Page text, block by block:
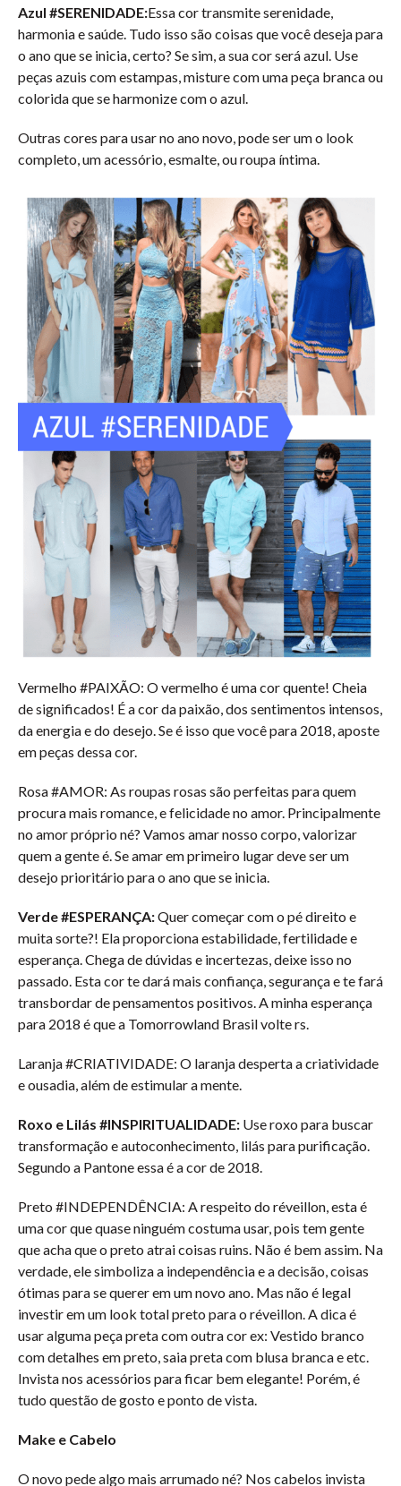
Azul #SERENIDADE:Essa cor transmite serenidade,
harmonia e saúde. Tudo isso são coisas que você deseja para
o ano que se inicia, certo? Se sim, a sua cor será azul. Use
peças azuis com estampas, misture com uma peça branca ou
colorida que se harmonize com o azul.
Outras cores para usar no ano novo, pode ser um o look
completo, um acessório, esmalte, ou roupa íntima.
Vermelho #PAIXÃO: O vermelho é uma cor quente! Cheia
de significados! É a cor da paixão, dos sentimentos intensos,
da energia e do desejo. Se é isso que você para 2018, aposte
em peças dessa cor.
Rosa #AMOR: As roupas rosas são perfeitas para quem
procura mais romance, e felicidade no amor. Principalmente
no amor próprio né? Vamos amar nosso corpo, valorizar
quem a gente é. Se amar em primeiro lugar deve ser um
desejo prioritário para o ano que se inicia.
Verde #ESPERANÇA:Quer começar com o pé direito e
muita sorte?! Ela proporciona estabilidade, fertilidade e
esperança. Chega de dúvidas e incertezas, deixe isso no
passado. Esta cor te dará mais confiança, segurança e te fará
transbordar de pensamentos positivos. A minha esperança
para 2018 é que a Tomorrowland Brasil volte rs.
Laranja #CRIATIVIDADE: O laranja desperta a criatividade
e ousadia, além de estimular a mente.
Roxo e Lilás #INSPIRITUALIDADE: Use roxo para buscar
transformação e autoconhecimento, lilás para purificação.
Segundo a Pantone essa é a cor de 2018.
Preto #INDEPENDÊNCIA: A respeito do réveillon, esta é
uma cor que quase ninguém costuma usar, pois tem gente
que acha que o preto atrai coisas ruins. Não é bem assim. Na
verdade, ele simboliza a independência e a decisão, coisas
ótimas para se querer em um novo ano. Mas não é legal
investir em um look total preto para o réveillon. A dica é
usar alguma peça preta com outra cor ex: Vestido branco
com detalhes em preto, saia preta com blusa branca e etc.
Invista nos acessórios para ficar bem elegante! Porém, é
tudo questão de gosto e ponto de vista.
Make e Cabelo
O novo pede algo mais arrumado né? Nos cabelos invista